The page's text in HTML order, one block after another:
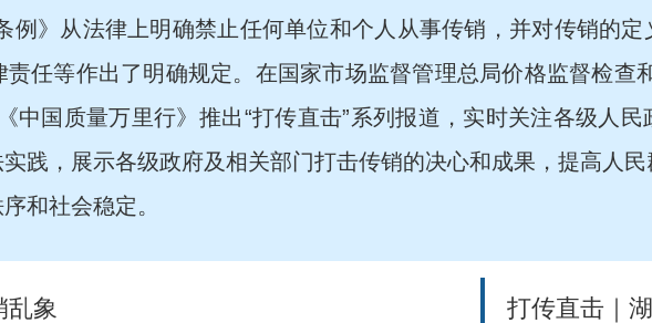
例》从法律上明确禁止任何单位和个人从事传销，并对传销的
任等作出了明确规定。在国家市场监督管理总局价格监督检查
中国质量万里行》推出“打传直击”系列报道，实时关注各级人民
践，展示各级政府及相关部门打击传销的决心和成果，提高人
和社会稳定。
乱象
打传直击｜